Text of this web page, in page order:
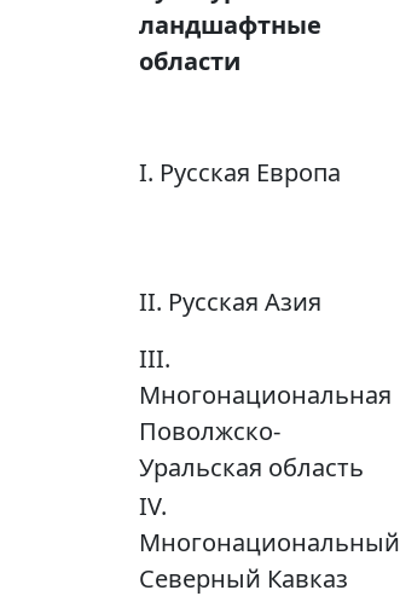
ландшафтные
области
I. Русская Европа
II. Русская Азия
III.
Многонациональная
Поволжско-
Уральская область
IV.
Многонациональный
Северный Кавказ